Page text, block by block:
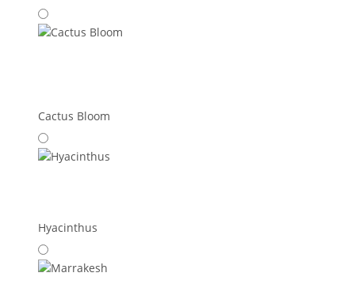
Cactus Bloom
Hyacinthus